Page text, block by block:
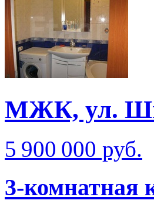
МЖК, ул.
5 900 000 руб.
3-комнатная